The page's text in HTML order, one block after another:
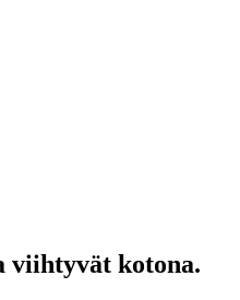
viihtyvät kotona.